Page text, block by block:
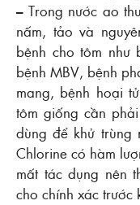
– Trong nước ao
nấm, tảo và
bệnh cho tôm như
bệnh MBV, bệnh
mang, bệnh hoại
tôm giống cần
dùng để khử trùng
Chlorine có hàm
mất tác dụng nên
cho chính xác trước